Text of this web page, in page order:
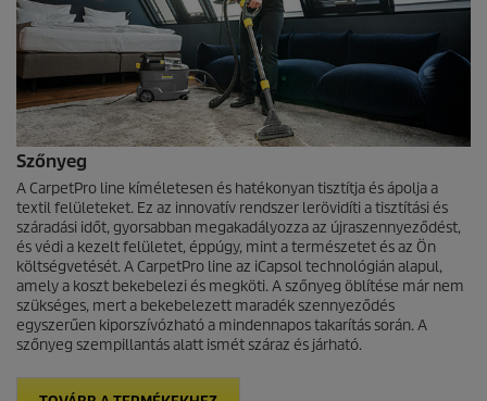
Szőnyeg
A CarpetPro line kíméletesen és hatékonyan tisztítja és ápolja a
textil felületeket. Ez az innovatív rendszer lerövidíti a tisztítási és
száradási időt, gyorsabban megakadályozza az újraszennyeződést,
és védi a kezelt felületet, éppúgy, mint a természetet és az Ön
költségvetését. A CarpetPro line az iCapsol technológián alapul,
amely a koszt bekebelezi és megköti. A szőnyeg öblítése már nem
szükséges, mert a bekebelezett maradék szennyeződés
egyszerűen kiporszívózható a mindennapos takarítás során. A
szőnyeg szempillantás alatt ismét száraz és járható.